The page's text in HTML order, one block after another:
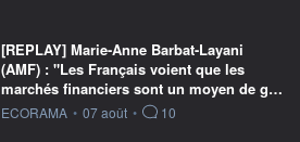
[REPLAY] Marie-Anne Barbat-Layani
(AMF) : "Les Français voient que les
marchés financiers sont un moyen de g…
information fournie par
ECORAMA • 07 août • 10